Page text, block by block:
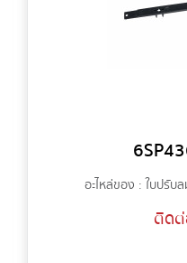
อะไหล่ของ : ใบปรับล
ติด